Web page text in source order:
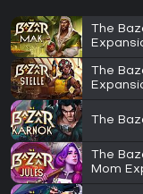
The
The
The
The
Mom